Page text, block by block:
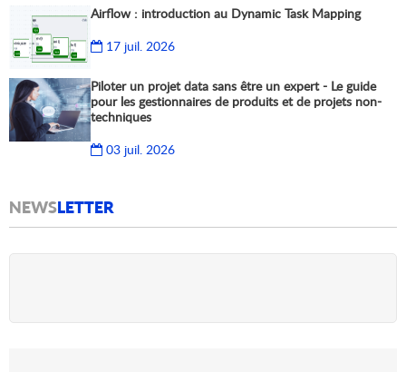
Airflow : introduction au Dynamic Task Mapping
17 juil. 2026
Piloter un projet data sans être un expert - Le guide
pour les gestionnaires de produits et de projets non-
techniques
03 juil. 2026
NEWSLETTER